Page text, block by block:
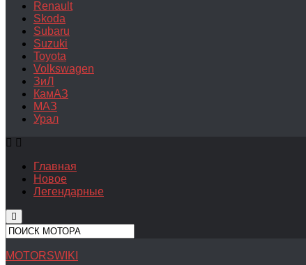
Renault
Skoda
Subaru
Suzuki
Toyota
Volkswagen
ЗиЛ
КамАЗ
МАЗ
Урал
Главная
Новое
Легендарные
MOTORSWIKI